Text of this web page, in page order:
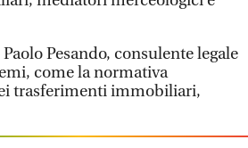
Pesando, consulente legale
come la normativa
trasferimenti immobiliari,